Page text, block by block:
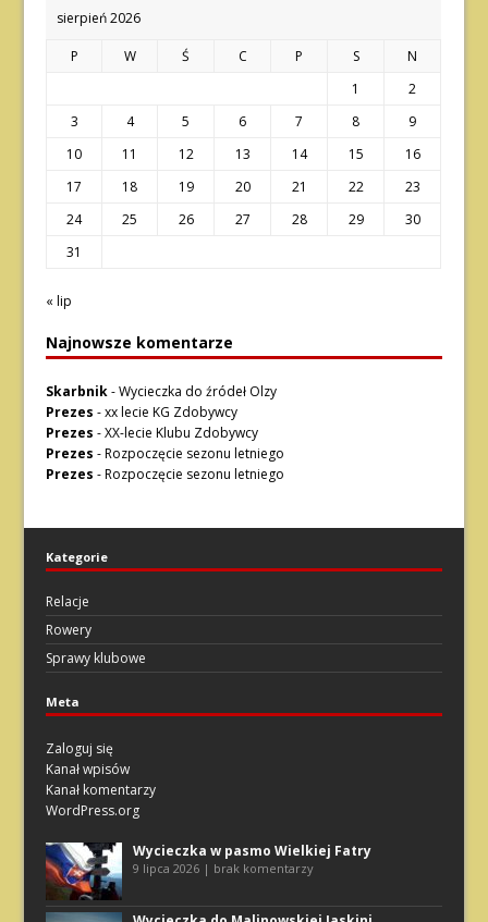
sierpień 2026
P W Ś C P S
N
1
2
3
4 5 6 7 8
9
10
11 12 13 14 15
16
17
18 19 20 21 22
23
24
25 26 27 28 29
30
31
« lip
Najnowsze komentarze
Skarbnik-Wycieczka do źródeł Olzy
Prezes -xx lecie KG Zdobywcy
Prezes -XX-lecie Klubu Zdobywcy
Prezes -Rozpoczęcie sezonu letniego
Prezes -Rozpoczęcie sezonu letniego
Kategorie
Relacje
Rowery
Sprawy klubowe
Meta
Zaloguj się
Kanał wpisów
Kanał komentarzy
WordPress.org
Wycieczka w pasmo Wielkiej Fatry
9 lipca 2026 | brak komentarzy